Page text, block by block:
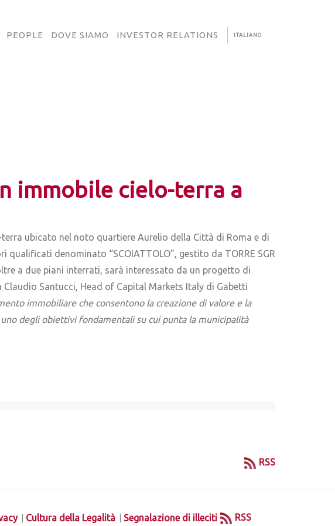
PEOPLE DOVE SIAMO INVESTOR RELATIONS ITALIANO
immobile cielo-terra a
ubicato nel noto quartiere Aurelio della Città di Roma e di
denominato “SCOIATTOLO”, gestito da TORRE SGR
a due piani interrati, sarà interessato da un progetto di
Santucci, Head of Capital Markets Italy di Gabetti
immobiliare che consentono la creazione di valore e la
degli obiettivi fondamentali su cui punta la municipalità
RSS
| Cultura della Legalità | Segnalazione di illeciti RSS